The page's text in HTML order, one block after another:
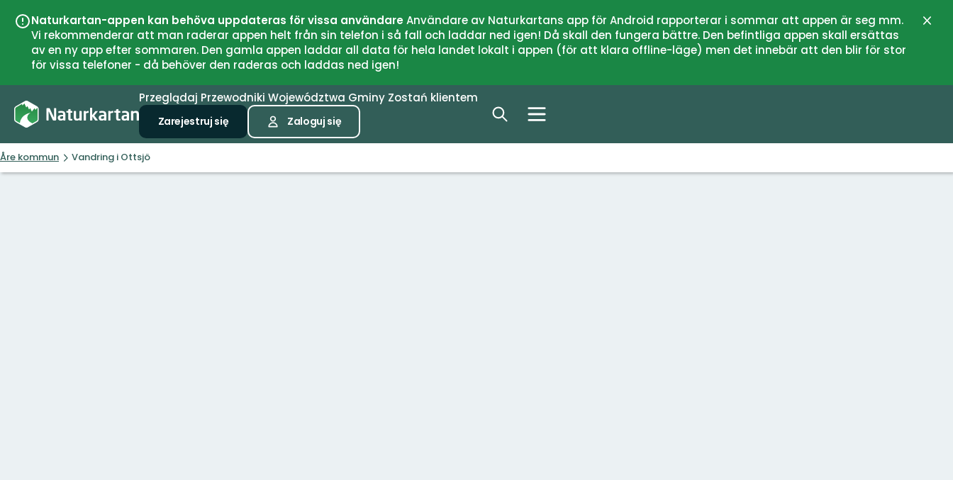
Naturkartan-appen kan behöva uppdateras för vissa användareAnvändare av Naturkartans app för Android rapporterar i sommar att appen är seg mm.
Vi rekommenderar att man raderar appen helt från sin telefon i så fall och laddar ned igen! Då skall den fungera bättre. Den befintliga appen skall ersättas
av en ny app efter sommaren. Den gamla appen laddar all data för hela landet lokalt i appen (för att klara offline-läge) men det innebär att den blir för stor
för vissa telefoner - då behöver den raderas och laddas ned igen!
Przeglądaj Przewodniki Województwa Gminy Zostań klientem
Zarejestruj się Zaloguj się
Åre kommun Vandring i Ottsjö